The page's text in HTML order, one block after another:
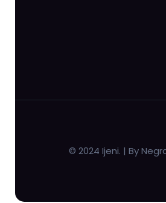
© 2024 Ijeni. | By